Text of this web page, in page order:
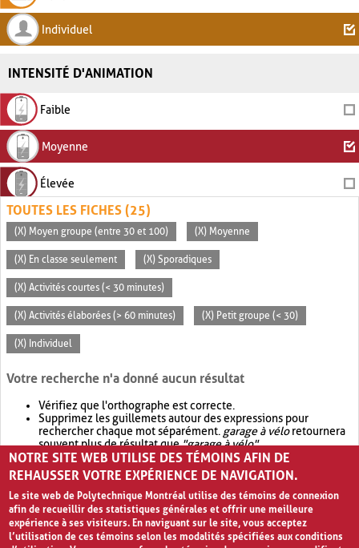
Individuel
INTENSITÉ D'ANIMATION
Faible
Moyenne
Élevée
TOUTES LES FICHES (25)
(X) Moyen groupe (entre 30 et 100) (X) Moyenne
(X) En classe seulement (X) Sporadiques
(X) Activités courtes (< 30 minutes)
(X) Activités élaborées (> 60 minutes) (X) Petit groupe (< 30)
(X) Individuel
Votre recherche n'a donné aucun résultat
Vérifiez que l'orthographe est correcte.
Supprimez les guillemets autour des expressions pour
rechercher chaque mot séparément. garage à véloretournera
souvent plus de résultat que"garage à vélo".
Envisagez d'élargir votre recherche avec OR.garage OR vélo
retournera souvent plus de résultat quegarage à vélo
NOTRE SITE WEB UTILISE DES TÉMOINS AFIN DE
REHAUSSER VOTRE EXPÉRIENCE DE NAVIGATION.
Le site web de Polytechnique Montréal utilise des témoins de connexion
afin de recueillir des statistiques générales et offrir une meilleure
expérience à ses visiteurs. En naviguant sur le site, vous acceptez
l’utilisation de ces témoins selon les modalités spécifiées aux conditions